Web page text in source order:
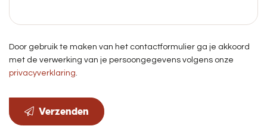
Door gebruik te maken van het contactformulier ga je akkoord
met de verwerking van je persoongegevens volgens onze
privacyverklaring.
Verzenden